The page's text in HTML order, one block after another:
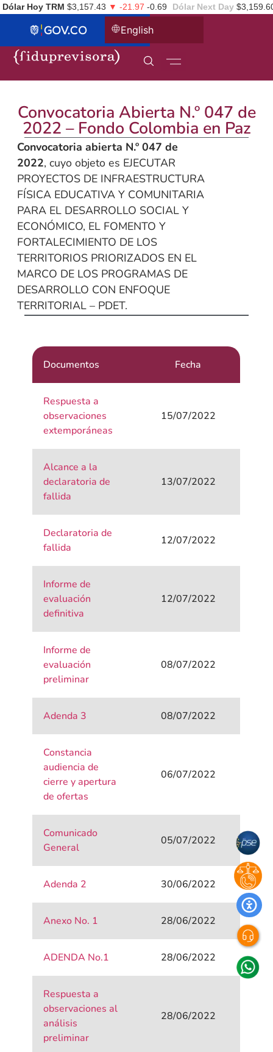
Dólar Hoy TRM $3,157.43 ▼ -21.97 -0.69 Dólar Next Day
English
Convocatoria Abierta N.º 047 de
2022 – Fondo Colombia en Paz
Convocatoria abierta N.º 047 de
2022, cuyo objeto es EJECUTAR
PROYECTOS DE INFRAESTRUCTURA
FÍSICA EDUCATIVA Y COMUNITARIA
PARA EL DESARROLLO SOCIAL Y
ECONÓMICO, EL FOMENTO Y
FORTALECIMIENTO DE LOS
TERRITORIOS PRIORIZADOS EN EL
MARCO DE LOS PROGRAMAS DE
DESARROLLO CON ENFOQUE
TERRITORIAL – PDET.
Documentos Fecha
Respuesta a
observaciones
extemporáneas
15/07/2022
Alcance a la
declaratoria de
fallida
13/07/2022
Declaratoria de
fallida
12/07/2022
Informe de
evaluación
definitiva
12/07/2022
Informe de
evaluación
preliminar
08/07/2022
Adenda 3 08/07/2022
Constancia
audiencia de
cierre y apertura
de ofertas
06/07/2022
Comunicado
General
05/07/2022
Adenda 2 30/06/2022
Anexo No. 1 28/06/2022
ADENDA No.1 28/06/2022
Respuesta a
observaciones al
análisis
preliminar
28/06/2022